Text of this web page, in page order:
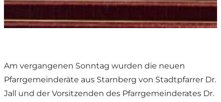
Am vergangenen Sonntag wurden die neuen
Pfarrgemeinderäte aus Starnberg von Stadtpfarrer Dr.
Jall und der Vorsitzenden des Pfarrgemeinderates Dr.